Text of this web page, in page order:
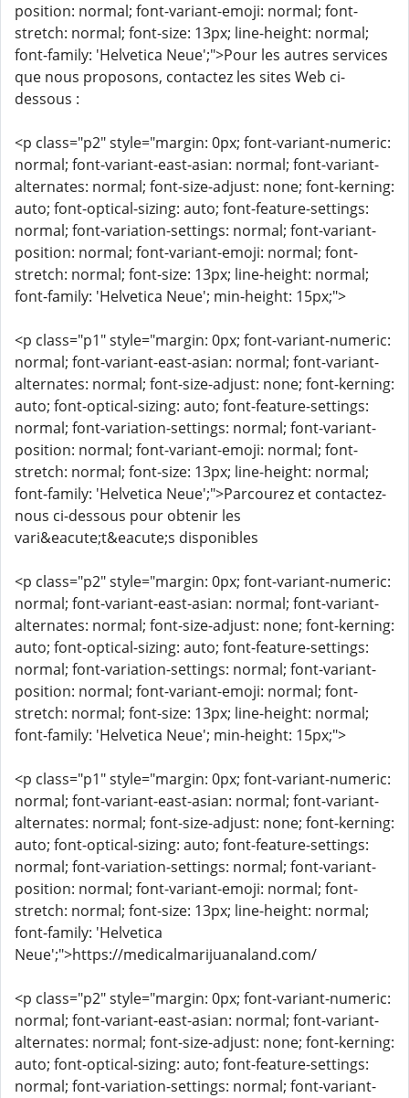
position: normal; font-variant-emoji: normal; font-
stretch: normal; font-size: 13px; line-height: normal;
font-family: 'Helvetica Neue';">Pour les autres services
que nous proposons, contactez les sites Web ci-
dessous :
<p class="p2" style="margin: 0px; font-variant-numeric:
normal; font-variant-east-asian: normal; font-variant-
alternates: normal; font-size-adjust: none; font-kerning:
auto; font-optical-sizing: auto; font-feature-settings:
normal; font-variation-settings: normal; font-variant-
position: normal; font-variant-emoji: normal; font-
stretch: normal; font-size: 13px; line-height: normal;
font-family: 'Helvetica Neue'; min-height: 15px;">
<p class="p1" style="margin: 0px; font-variant-numeric:
normal; font-variant-east-asian: normal; font-variant-
alternates: normal; font-size-adjust: none; font-kerning:
auto; font-optical-sizing: auto; font-feature-settings:
normal; font-variation-settings: normal; font-variant-
position: normal; font-variant-emoji: normal; font-
stretch: normal; font-size: 13px; line-height: normal;
font-family: 'Helvetica Neue';">Parcourez et contactez-
nous ci-dessous pour obtenir les
vari&eacute;t&eacute;s disponibles
<p class="p2" style="margin: 0px; font-variant-numeric:
normal; font-variant-east-asian: normal; font-variant-
alternates: normal; font-size-adjust: none; font-kerning:
auto; font-optical-sizing: auto; font-feature-settings:
normal; font-variation-settings: normal; font-variant-
position: normal; font-variant-emoji: normal; font-
stretch: normal; font-size: 13px; line-height: normal;
font-family: 'Helvetica Neue'; min-height: 15px;">
<p class="p1" style="margin: 0px; font-variant-numeric:
normal; font-variant-east-asian: normal; font-variant-
alternates: normal; font-size-adjust: none; font-kerning:
auto; font-optical-sizing: auto; font-feature-settings:
normal; font-variation-settings: normal; font-variant-
position: normal; font-variant-emoji: normal; font-
stretch: normal; font-size: 13px; line-height: normal;
font-family: 'Helvetica
Neue';">https://medicalmarijuanaland.com/
<p class="p2" style="margin: 0px; font-variant-numeric:
normal; font-variant-east-asian: normal; font-variant-
alternates: normal; font-size-adjust: none; font-kerning:
auto; font-optical-sizing: auto; font-feature-settings:
normal; font-variation-settings: normal; font-variant-